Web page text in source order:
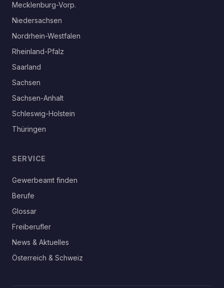
Mecklenburg-Vorp.
Niedersachsen
Nordrhein-Westfalen
Rheinland-Pfalz
Saarland
Sachsen
Sachsen-Anhalt
Schleswig-Holstein
Thüringen
SERVICE
Gewerbeamt finden
Berufe
Glossar
Freiberufler
News & Aktuelles
Österreich & Schweiz